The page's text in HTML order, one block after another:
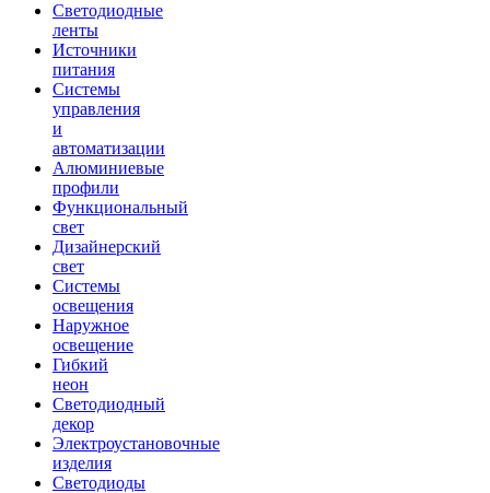
Светодиодные
ленты
Источники
питания
Системы
управления
и
автоматизации
Алюминиевые
профили
Функциональный
свет
Дизайнерский
свет
Системы
освещения
Наружное
освещение
Гибкий
неон
Светодиодный
декор
Электроустановочные
изделия
Светодиоды